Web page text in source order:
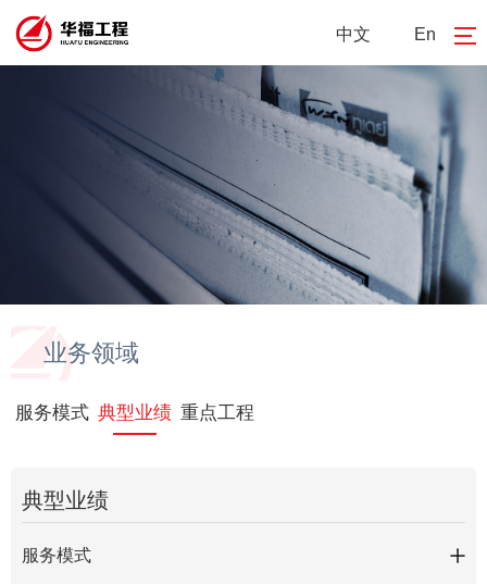
中文 En
业务领域
服务模式 典型业绩 重点工程
典型业绩
服务模式